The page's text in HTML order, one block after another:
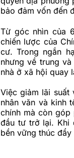
bảo đảm vốn đến
Từ góc nhìn của
chiến lược của
cư. Trong ngắn
nhưng về trung
nhà ở xã hội quay
Việc giảm lãi suất
nhân văn và kinh
chính mà còn
đầu tư trở lại. Khi
bền vững thúc